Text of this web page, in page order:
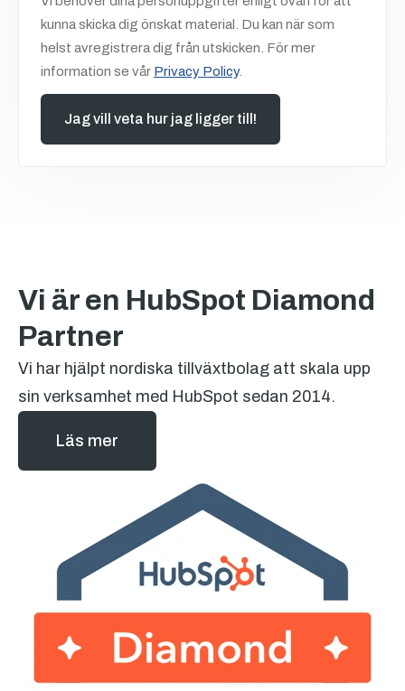
kunna skicka dig önskat material. Du kan när som
helst avregistrera dig från utskicken. För mer
information se vår Privacy Policy.
Vi är en HubSpot Diamond
Partner
Vi har hjälpt nordiska tillväxtbolag att skala upp
sin verksamhet med HubSpot sedan 2014.
Läs mer